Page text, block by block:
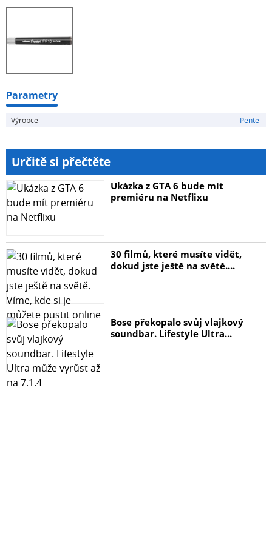
Parametry
Výrobce Pentel
Určitě si přečtěte
Ukázka z GTA 6 bude mít
premiéru na Netflixu
30 filmů, které musíte vidět,
dokud jste ještě na světě....
Bose překopalo svůj vlajkový
soundbar. Lifestyle Ultra...